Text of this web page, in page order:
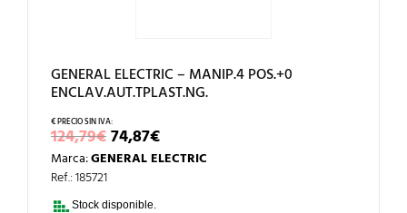
GENERAL ELECTRIC – MANIP.4 POS.+0
ENCLAV.AUT.TPLAST.NG.
124,79€EL
PRECIO
ORIGINAL
124,79€.
74,87€EL
PRECIO
ACTUAL
Marca:GENERAL ELECTRIC
Ref.: 185721
Stock disponible.